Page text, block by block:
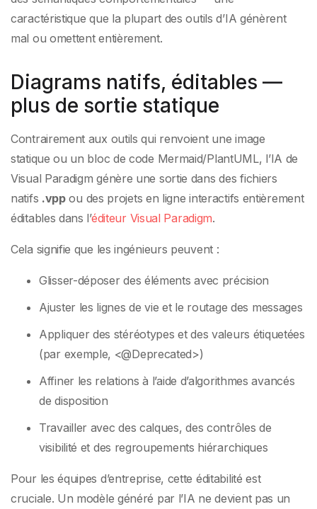
caractéristique que la plupart des outils d’IA génèrent
mal ou omettent entièrement.
Diagrams natifs, éditables —
plus de sortie statique
Contrairement aux outils qui renvoient une image
statique ou un bloc de code Mermaid/PlantUML, l’IA de
Visual Paradigm génère une sortie dans des fichiers
natifs .vppou des projets en ligne interactifs entièrement
éditables dans l’éditeur Visual Paradigm.
Cela signifie que les ingénieurs peuvent :
Glisser-déposer des éléments avec précision
Ajuster les lignes de vie et le routage des messages
Appliquer des stéréotypes et des valeurs étiquetées
(par exemple, <@Deprecated>)
Affiner les relations à l’aide d’algorithmes avancés
de disposition
Travailler avec des calques, des contrôles de
visibilité et des regroupements hiérarchiques
Pour les équipes d’entreprise, cette éditabilité est
cruciale. Un modèle généré par l’IA ne devient pas un